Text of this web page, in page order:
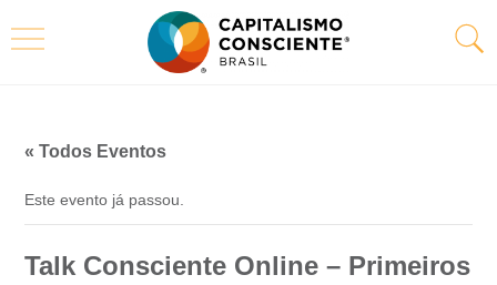
« Todos Eventos
Este evento já passou.
Talk Consciente Online – Primeiros